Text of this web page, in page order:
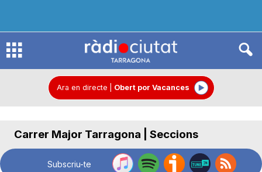
R
Ara en directe Obert por Vacances
Carrer Major Tarragona | Seccions
Subscriu-te